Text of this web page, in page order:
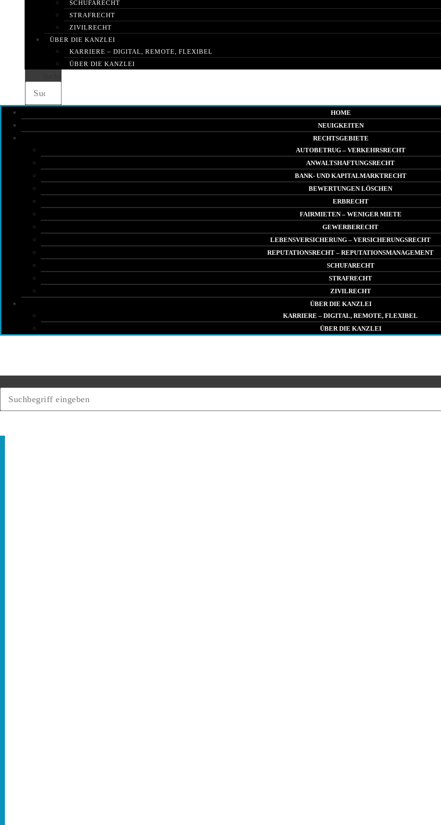
SCHUFARECHT
STRAFRECHT
ZIVILRECHT
ÜBER DIE KANZLEI
KARRIERE – DIGITAL, REMOTE, FLEXIBEL
ÜBER DIE KANZLEI
HOME
NEUIGKEITEN
RECHTSGEBIETE
AUTOBETRUG – VERKEHRSRECHT
ANWALTSHAFTUNGSRECHT
BANK- UND KAPITALMARKTRECHT
BEWERTUNGEN LÖSCHEN
ERBRECHT
FAIRMIETEN – WENIGER MIETE
GEWERBERECHT
LEBENSVERSICHERUNG – VERSICHERUNGSRECHT
REPUTATIONSRECHT – REPUTATIONSMANAGEMENT
SCHUFARECHT
STRAFRECHT
ZIVILRECHT
ÜBER DIE KANZLEI
KARRIERE – DIGITAL, REMOTE, FLEXIBEL
ÜBER DIE KANZLEI